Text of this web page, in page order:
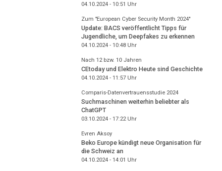
04.10.2024 - 10:51 Uhr
Zum "European Cyber Security Month 2024"
Update: BACS veröffentlicht Tipps für
Jugendliche, um Deepfakes zu erkennen
04.10.2024 - 10:48Uhr
Nach 12 bzw. 10 Jahren
CEtoday und Elektro Heute sind Geschichte
04.10.2024 - 11:57Uhr
Comparis-Datenvertrauensstudie 2024
Suchmaschinen weiterhin beliebter als
ChatGPT
03.10.2024 - 17:22Uhr
Evren Aksoy
Beko Europe kündigt neue Organisation für
die Schweiz an
04.10.2024 - 14:01 Uhr